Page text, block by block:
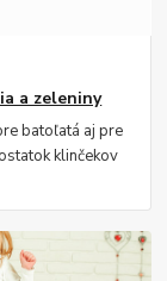
a zeleniny
batoľatá aj pre
klinčekov